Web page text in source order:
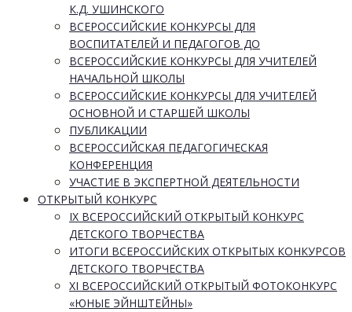
К.Д. УШИНСКОГО
ВСЕРОССИЙСКИЕ КОНКУРСЫ ДЛЯ
ВОСПИТАТЕЛЕЙ И ПЕДАГОГОВ ДО
ВСЕРОССИЙСКИЕ КОНКУРСЫ ДЛЯ УЧИТЕЛЕЙ
НАЧАЛЬНОЙ ШКОЛЫ
ВСЕРОССИЙСКИЕ КОНКУРСЫ ДЛЯ УЧИТЕЛЕЙ
ОСНОВНОЙ И СТАРШЕЙ ШКОЛЫ
ПУБЛИКАЦИИ
ВСЕРОССИЙСКАЯ ПЕДАГОГИЧЕСКАЯ
КОНФЕРЕНЦИЯ
УЧАСТИЕ В ЭКСПЕРТНОЙ ДЕЯТЕЛЬНОСТИ
ОТКРЫТЫЙ КОНКУРС
IX ВСЕРОССИЙСКИЙ ОТКРЫТЫЙ КОНКУРС
ДЕТСКОГО ТВОРЧЕСТВА
ИТОГИ ВСЕРОССИЙСКИХ ОТКРЫТЫХ КОНКУРСОВ
ДЕТСКОГО ТВОРЧЕСТВА
XI ВСЕРОССИЙСКИЙ ОТКРЫТЫЙ ФОТОКОНКУРС
«ЮНЫЕ ЭЙНШТЕЙНЫ»